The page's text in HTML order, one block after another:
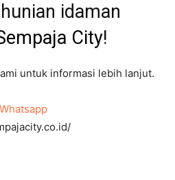
idaman
City!
untuk informasi lebih lanjut.
Whatsapp